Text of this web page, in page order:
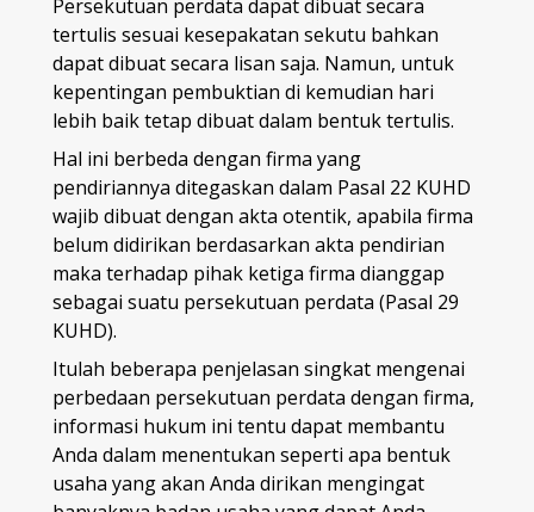
Persekutuan perdata dapat dibuat secara
tertulis sesuai kesepakatan sekutu bahkan
dapat dibuat secara lisan saja. Namun, untuk
kepentingan pembuktian di kemudian hari
lebih baik tetap dibuat dalam bentuk tertulis.
Hal ini berbeda dengan firma yang
pendiriannya ditegaskan dalam Pasal 22 KUHD
wajib dibuat dengan akta otentik, apabila firma
belum didirikan berdasarkan akta pendirian
maka terhadap pihak ketiga firma dianggap
sebagai suatu persekutuan perdata (Pasal 29
KUHD).
Itulah beberapa penjelasan singkat mengenai
perbedaan persekutuan perdata dengan firma,
informasi hukum ini tentu dapat membantu
Anda dalam menentukan seperti apa bentuk
usaha yang akan Anda dirikan mengingat